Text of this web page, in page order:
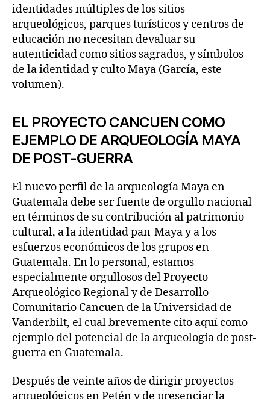
identidades múltiples de los sitios
arqueológicos, parques turísticos y centros de
educación no necesitan devaluar su
autenticidad como sitios sagrados, y símbolos
de la identidad y culto Maya (García, este
volumen).
EL PROYECTO CANCUEN COMO
EJEMPLO DE ARQUEOLOGÍA MAYA
DE POST-GUERRA
El nuevo perfil de la arqueología Maya en
Guatemala debe ser fuente de orgullo nacional
en términos de su contribución al patrimonio
cultural, a la identidad pan-Maya y a los
esfuerzos económicos de los grupos en
Guatemala. En lo personal, estamos
especialmente orgullosos del Proyecto
Arqueológico Regional y de Desarrollo
Comunitario Cancuen de la Universidad de
Vanderbilt, el cual brevemente cito aquí como
ejemplo del potencial de la arqueología de post-
guerra en Guatemala.
Después de veinte años de dirigir proyectos